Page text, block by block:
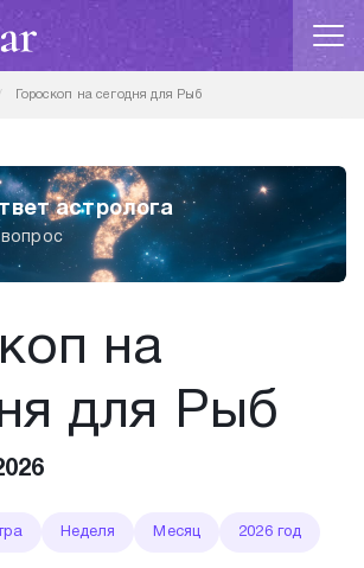
Гороскоп на сегодня для Рыб
астролога
на
для Рыб
Неделя Месяц 2026 год